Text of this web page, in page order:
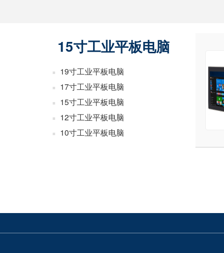
15寸工业平板电脑
19寸工业平板电脑
17寸工业平板电脑
15寸工业平板电脑
12寸工业平板电脑
10寸工业平板电脑